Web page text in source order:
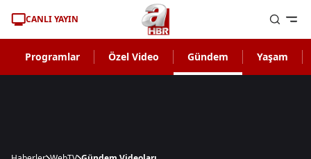
CANLI YAYIN
Programlar Özel Video Gündem Yaşam